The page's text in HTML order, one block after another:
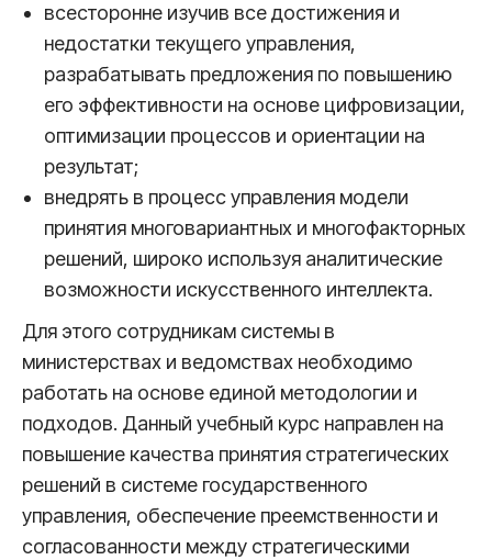
всесторонне изучив все достижения и
недостатки текущего управления,
разрабатывать предложения по повышению
его эффективности на основе цифровизации,
оптимизации процессов и ориентации на
результат;
внедрять в процесс управления модели
принятия многовариантных и многофакторных
решений, широко используя аналитические
возможности искусственного интеллекта.
Для этого сотрудникам системы в
министерствах и ведомствах необходимо
работать на основе единой методологии и
подходов. Данный учебный курс направлен на
повышение качества принятия стратегических
решений в системе государственного
управления, обеспечение преемственности и
согласованности между стратегическими